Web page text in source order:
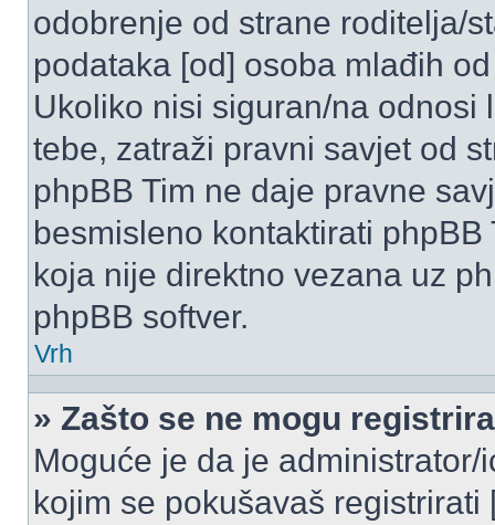
odobrenje od strane roditelja/
podataka [od] osoba mlađih
Ukoliko nisi siguran/na odnosi
tebe, zatraži pravni savjet od
phpBB Tim ne daje pravne
besmisleno kontaktirati
koja nije direktno vezana uz
phpBB softver.
Vrh
» Zašto se ne mogu
Moguće je da je
kojim se pokušavaš